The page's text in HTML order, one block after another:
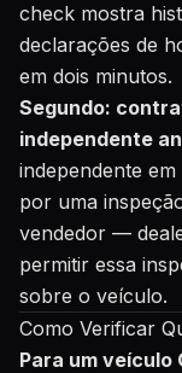
check mostra
declarações de
em dois minutos.
Segundo:
independente
independente
por uma
vendedor —
permitir essa
sobre o veículo.
Como Verificar
Para um veículo